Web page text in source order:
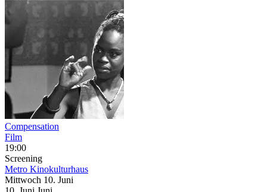
Compensation
Film
19:00
Screening
Metro Kinokulturhaus
Mittwoch 10. Juni